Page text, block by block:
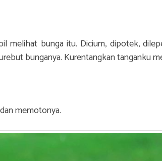
melihat bunga itu. Dicium, dipotek,
bunganya. Kurentangkan tanganku
memotonya.